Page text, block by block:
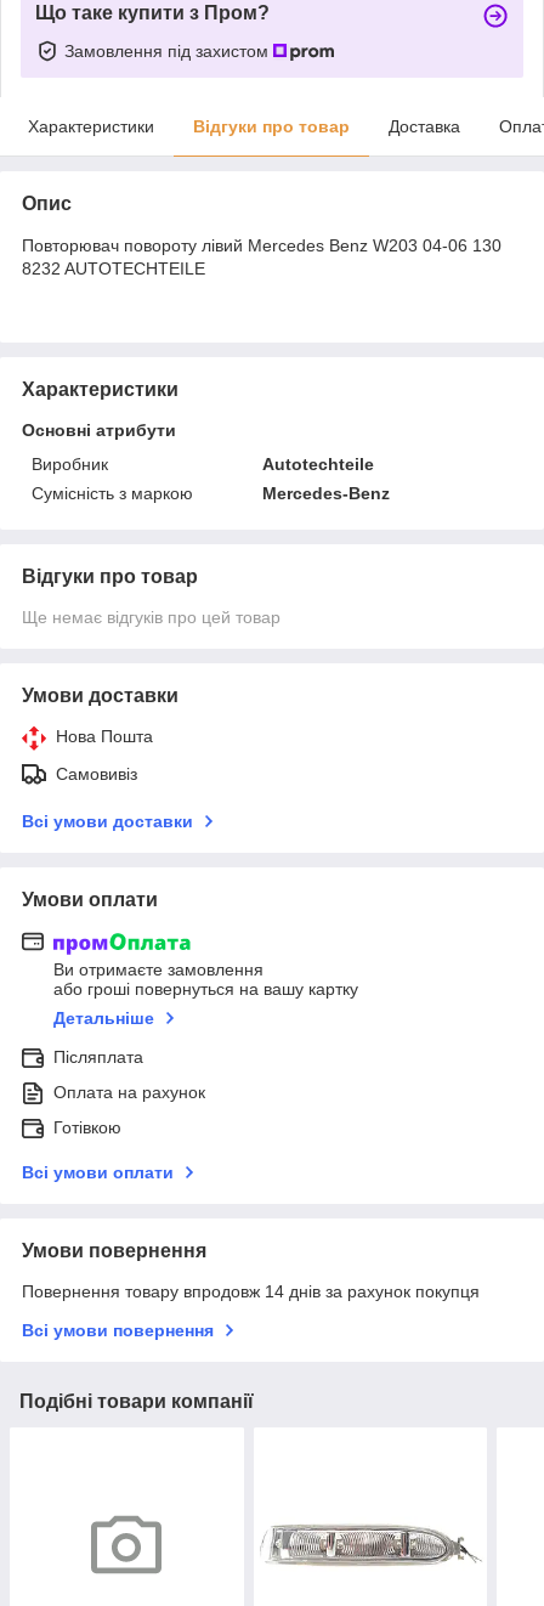
Що таке купити з Пром?
Замовлення під захистом
Характеристики Відгуки про товар Доставка
Опис
Повторювач повороту лівий Mercedes Benz W203 04-06 130
8232 AUTOTECHTEILE
Характеристики
Основні атрибути
Виробник
Autotechteile
Сумісність з маркою
Mercedes-Benz
Відгуки про товар
Ще немає відгуків про цей товар
Умови доставки
Нова Пошта
Самовивіз
Всі умови доставки
Умови оплати
Ви отримаєте замовлення
або гроші повернуться на вашу картку
Детальніше
Післяплата
Оплата на рахунок
Готівкою
Всі умови оплати
Умови повернення
Повернення товару впродовж 14 днів за рахунок покупця
Всі умови повернення
Подібні товари компанії